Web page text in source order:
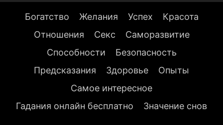
Богатство Желания Успех
Красота
Отношения
Секс
Саморазвитие
Способности
Безопасность
Предсказания
Здоровье
Опыты
Самое интересное
Гадания онлайн бесплатно
Значение снов